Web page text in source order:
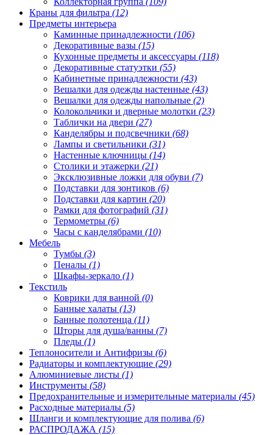
Краны для фильтра (12)
Предметы интерьера
Каминные принадлежности (106)
Декоративные вазы (15)
Кухонные предметы и аксессуары (118)
Декоративные статуэтки (55)
Кабинетные принадлежности (43)
Вешалки для одежды настенные (43)
Вешалки для одежды напольные (2)
Колокольчики и дверные молотки (23)
Таблички на двери (27)
Канделябры и подсвечники (68)
Лампы и светильники (31)
Настенные ключницы (14)
Столики и этажерки (21)
Эксклюзивные ложки для обуви (7)
Подставки для зонтиков (6)
Подставки для картин (20)
Рамки для фотографий (31)
Термометры (6)
Часы с канделябрами (10)
Мебель
Тумбы (3)
Пеналы (1)
Шкафы-зеркало (1)
Текстиль
Коврики для ванной (0)
Банные халаты (13)
Банные полотенца (11)
Шторы для душа/ванны (7)
Пледы (1)
Теплоносители и Антифризы (6)
Радиаторы и комплектующие (29)
Алюминиевые листы (1)
Инструменты (58)
Предохранительные и измерительные материалы (45)
Расходные материалы (5)
Шланги и комплектующие для полива (6)
РАСПРОДАЖА (15)